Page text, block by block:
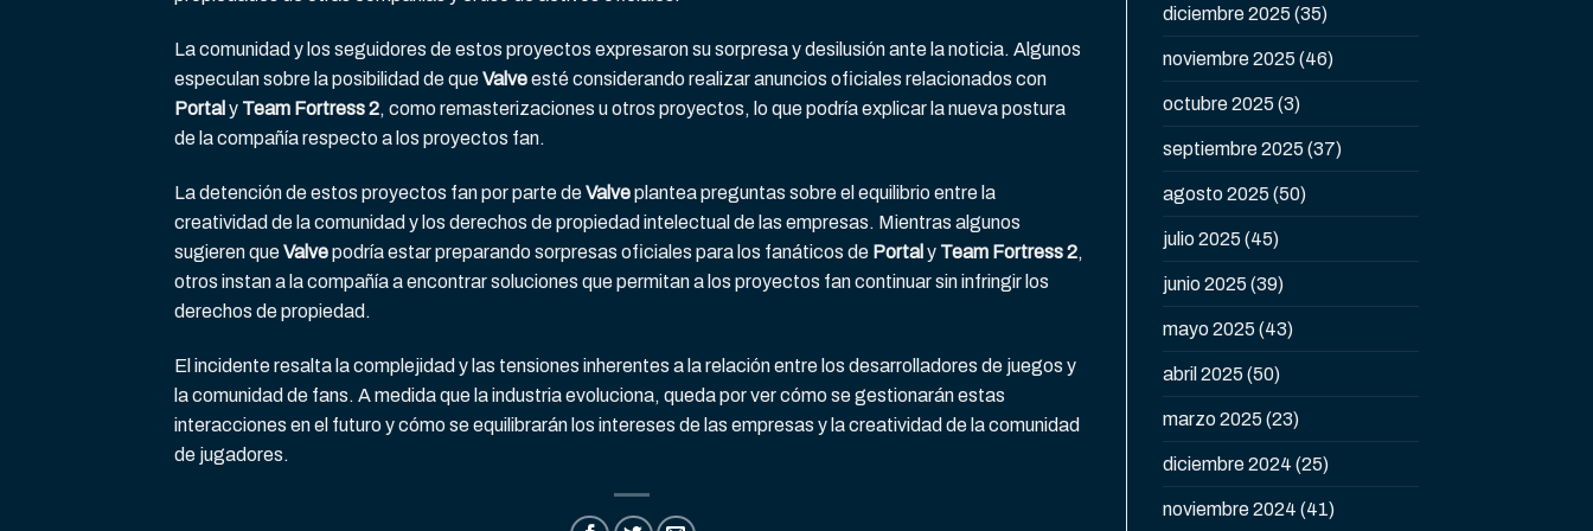
La comunidad y los seguidores de estos proyectos expresaron su sorpresa y desilusión ante la noticia. Algunos
especulan sobre la posibilidad de queValveesté considerando realizar anuncios oficiales relacionados con
Portal y Team Fortress 2, como remasterizaciones u otros proyectos, lo que podría explicar la nueva postura
de la compañía respecto a los proyectos fan.
La detención de estos proyectos fan por parte deValveplantea preguntas sobre el equilibrio entre la
creatividad de la comunidad y los derechos de propiedad intelectual de las empresas. Mientras algunos
sugieren queValvepodría estar preparando sorpresas oficiales para los fanáticos de Portal y Team Fortress 2,
otros instan a la compañía a encontrar soluciones que permitan a los proyectos fan continuar sin infringir los
derechos de propiedad.
El incidente resalta la complejidad y las tensiones inherentes a la relación entre los desarrolladores de juegos y
la comunidad de fans. A medida que la industria evoluciona, queda por ver cómo se gestionarán estas
interacciones en el futuro y cómo se equilibrarán los intereses de las empresas y la creatividad de la comunidad
de jugadores.
diciembre 2025 (35)
noviembre 2025 (46)
octubre 2025 (3)
septiembre 2025 (37)
agosto 2025 (50)
julio 2025 (45)
junio 2025 (39)
mayo 2025 (43)
abril 2025 (50)
marzo 2025 (23)
diciembre 2024 (25)
noviembre 2024 (41)